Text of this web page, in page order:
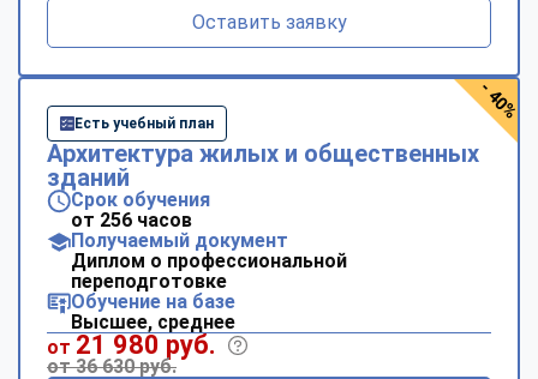
Оставить заявку
Есть учебный план
Архитектура жилых и общественных
зданий
Срок обучения
от 256 часов
Получаемый документ
Диплом о профессиональной
переподготовке
Обучение на базе
Высшее, среднее
от 21 980 руб.
от 36 630 руб.
- 40%